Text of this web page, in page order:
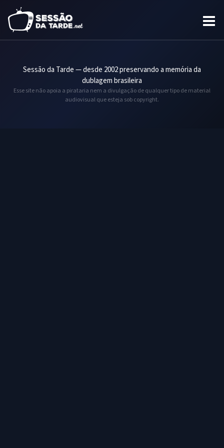
Sessão da Tarde — desde 2002 preservando a memória da
dublagem brasileira
Esse site não apoia a pirataria nem a divulgação de qualquer tipo de material
audiovisual que esteja sob copyright.